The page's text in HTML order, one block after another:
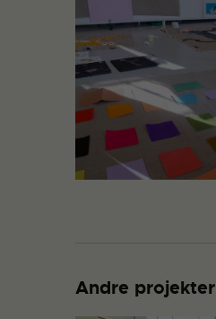
Andre projekter